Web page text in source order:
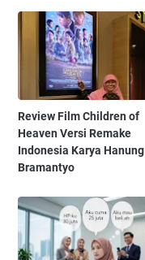
Review Film Children of
Heaven Versi Remake
Indonesia Karya Hanung
Bramantyo